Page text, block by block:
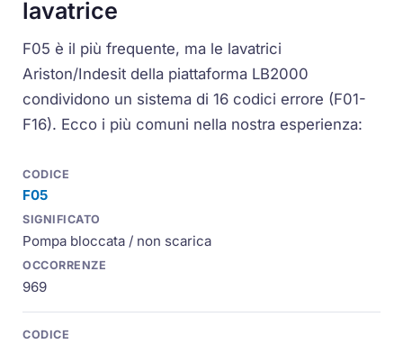
lavatrice
F05 è il più frequente, ma le lavatrici
Ariston/Indesit della piattaforma LB2000
condividono un sistema di 16 codici errore (F01-
F16). Ecco i più comuni nella nostra esperienza:
F05
Pompa bloccata / non scarica
969